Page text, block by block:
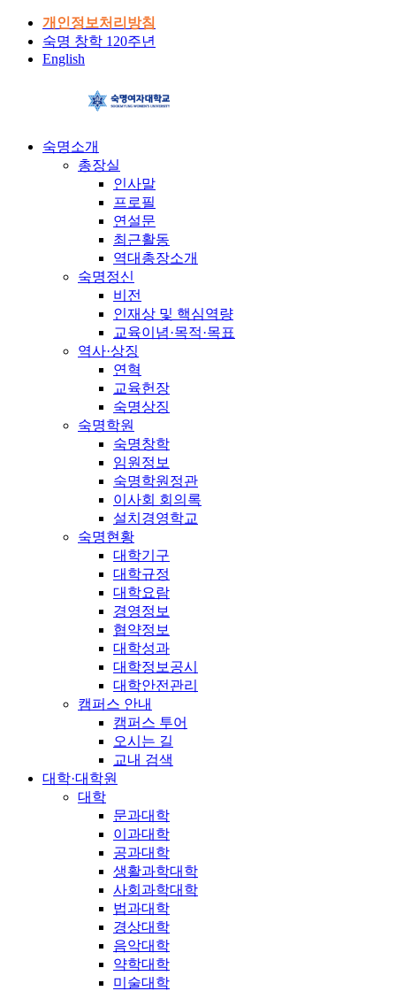
개인정보처리방침
숙명 창학 120주년
English
숙명소개
총장실
인사말
프로필
연설문
최근활동
역대총장소개
숙명정신
비전
인재상 및 핵심역량
교육이념·목적·목표
역사·상징
연혁
교육헌장
숙명상징
숙명학원
숙명창학
임원정보
숙명학원정관
이사회 회의록
설치경영학교
숙명현황
대학기구
대학규정
대학요람
경영정보
협약정보
대학성과
대학정보공시
대학안전관리
캠퍼스 안내
캠퍼스 투어
오시는 길
교내 검색
대학·대학원
대학
문과대학
이과대학
공과대학
생활과학대학
사회과학대학
법과대학
경상대학
음악대학
약학대학
미술대학